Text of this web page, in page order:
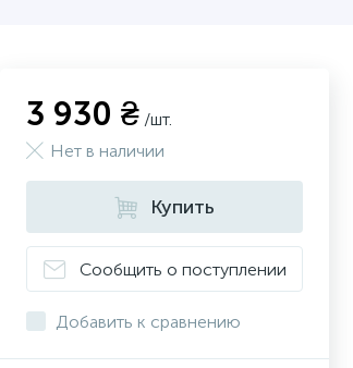
3 930 ₴ /шт.
Нет в наличии
Купить
Сообщить о поступлении
Добавить к сравнению